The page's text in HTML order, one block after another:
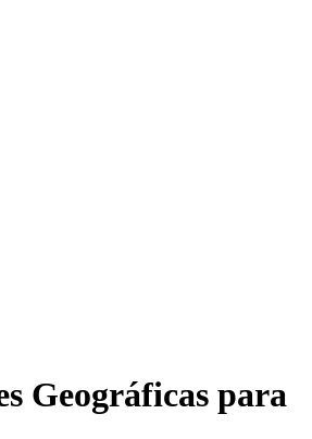
Geográficas para